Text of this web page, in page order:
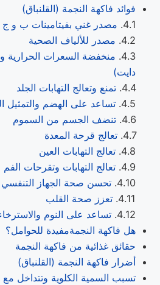
فوائد فاكهة النجمة (القلنباق)
مصدر غني بفيتامينات ب و ج
مصدر للألياف الصحية
منخفضة السعرات الحرارية
دايت)
تمنع وتعالج التهابات الجلد
تساعد على الهضم والتمثيل
تنضف الجسم من السموم
تعالج قرحة المعدة
تعالج التهابات العين
تعالج التهابات وتقرحات الفم
تحسن صحة الجهاز التنفسي
تعزز صحة القلب
تساعد على النوم
هل فاكهة النجمةمفيدة للحوامل؟
حقائق غذائية من فاكهة النجمة
أضرار فاكهة النجمة (القلنباق)
تسبب السمية الكلوية وتتداخل مع